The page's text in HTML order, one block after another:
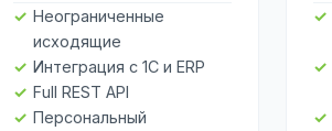
Неограниченные
исходящие
Интеграция с 1С и ERP
Full REST API
Персональный